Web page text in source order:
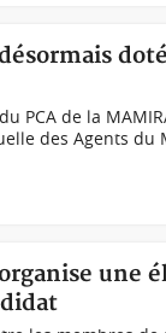
PCA de la
des Agents du
une